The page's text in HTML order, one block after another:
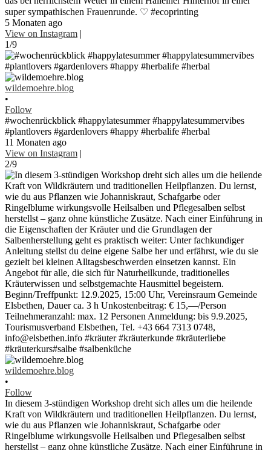
super sympathischen Frauenrunde. ♡ #ecoprinting
5 Monaten ago
View on Instagram |
1/9
wildemoehre.blog
•
Follow
#wochenrückblick #happylatesummer #happylatesummervibes
#plantlovers #gardenlovers #happy #herbalife #herbal
11 Monaten ago
View on Instagram |
2/9
wildemoehre.blog
•
Follow
In diesem 3-stündigen Workshop dreht sich alles um die heilende
Kraft von Wildkräutern und traditionellen Heilpflanzen. Du lernst,
wie du aus Pflanzen wie Johanniskraut, Schafgarbe oder
Ringelblume wirkungsvolle Heilsalben und Pflegesalben selbst
herstellst – ganz ohne künstliche Zusätze. Nach einer Einführung in